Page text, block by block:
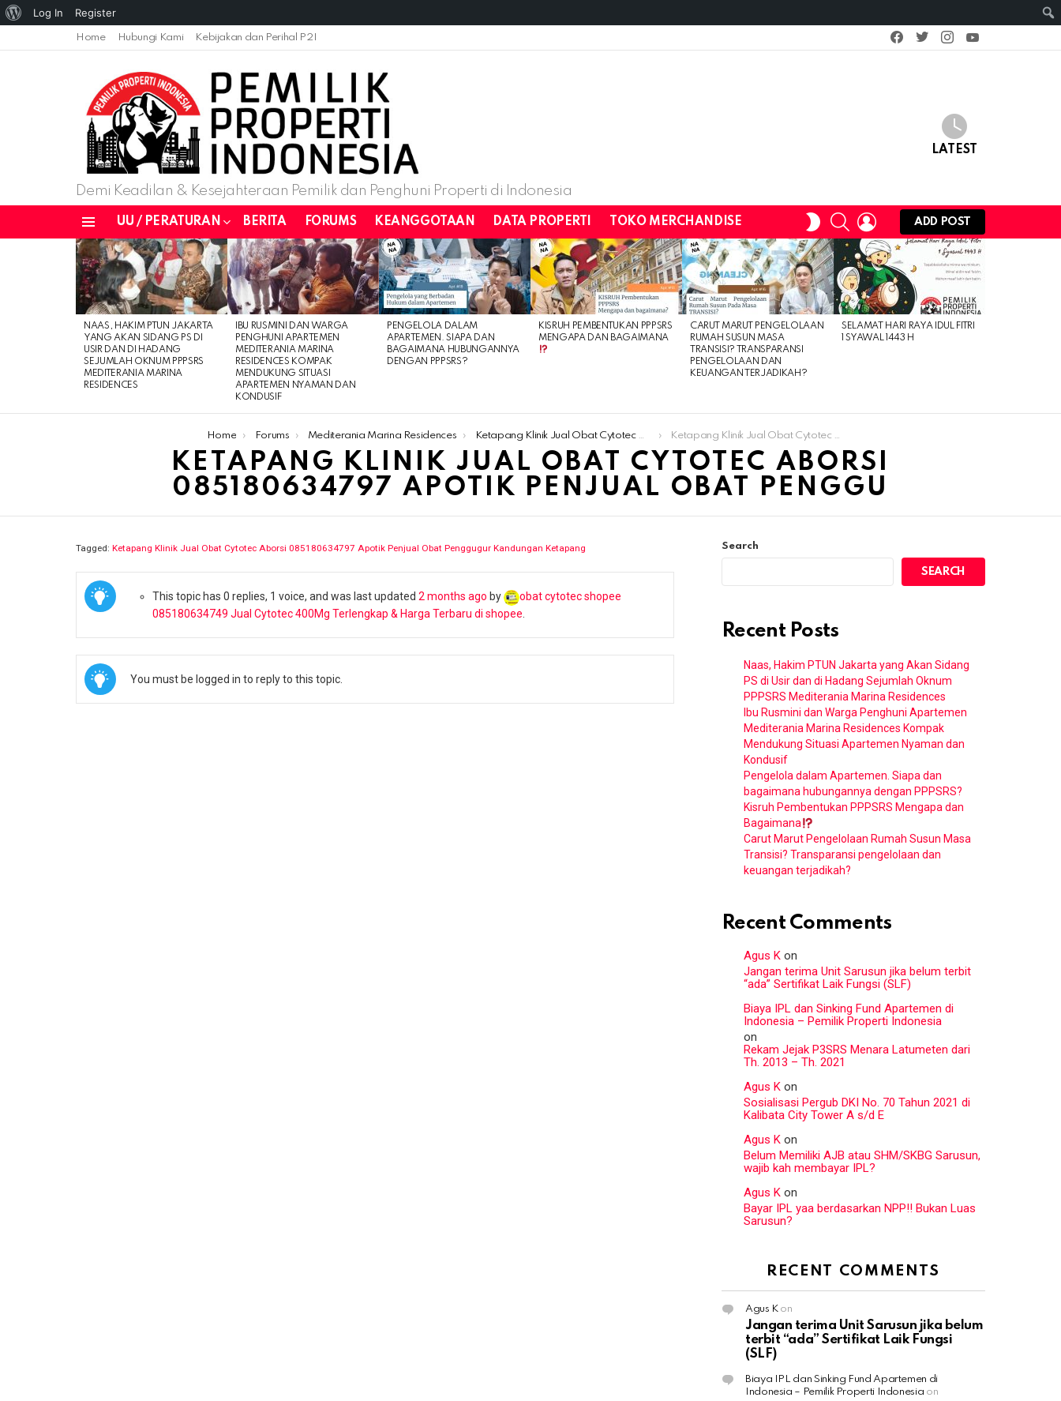
Home Hubungi Kami Kebijakan dan Perihal P2I
facebooktwitterinstagram
Demi Keadilan & Kesejahteraan Pemilik dan Penghuni Properti di Indonesia
LATEST
UU / PERATURAN BERITA FORUMS KEANGGOTAAN DATA PROPERTI TOKO MERCHANDISE
SWITCH
SKIN
SEARCHLOGIN
ADD POST
LATEST
STORIES
NAAS, HAKIM PTUN JAKARTA
YANG AKAN SIDANG PS DI
USIR DAN DI HADANG
SEJUMLAH OKNUM PPPSRS
MEDITERANIA MARINA
RESIDENCES
IBU RUSMINI DAN WARGA
PENGHUNI APARTEMEN
MEDITERANIA MARINA
RESIDENCES KOMPAK
MENDUKUNG SITUASI
APARTEMEN NYAMAN DAN
KONDUSIF
PENGELOLA DALAM
APARTEMEN. SIAPA DAN
BAGAIMANA HUBUNGANNYA
DENGAN PPPSRS?
KISRUH PEMBENTUKAN PPPSRS
MENGAPA DAN BAGAIMANA
CARUT MARUT PENGELOLAAN
RUMAH SUSUN MASA
TRANSISI? TRANSPARANSI
PENGELOLAAN DAN
KEUANGAN TERJADIKAH?
SELAMAT HARI RAYA IDUL FITRI
1 SYAWAL 1443 H
Home Forums Mediterania Marina Residences Ketapang Klinik Jual Obat Cytotec Aborsi 085180634797 Apotik Penjual Obat Penggugur Kandungan Ketapang Ketapang Klinik Jual Obat Cytotec Aborsi 085180634797 Apotik Penjual Obat Penggu
KETAPANG KLINIK JUAL OBAT CYTOTEC ABORSI
085180634797 APOTIK PENJUAL OBAT PENGGU
Tagged: Ketapang Klinik Jual Obat Cytotec Aborsi 085180634797 Apotik Penjual Obat Penggugur Kandungan Ketapang
This topic has 0 replies, 1 voice, and was last updated 2 months ago by
obat cytotec shopee
085180634749 Jual Cytotec 400Mg Terlengkap & Harga Terbaru di shopee
You must be logged in to reply to this topic.
Search
SEARCH
Recent Posts
Naas, Hakim PTUN Jakarta yang Akan Sidang
PS di Usir dan di Hadang Sejumlah Oknum
PPPSRS Mediterania Marina Residences
Ibu Rusmini dan Warga Penghuni Apartemen
Mediterania Marina Residences Kompak
Mendukung Situasi Apartemen Nyaman dan
Kondusif
Pengelola dalam Apartemen. Siapa dan
bagaimana hubungannya dengan PPPSRS?
Kisruh Pembentukan PPPSRS Mengapa dan
Bagaimana
Carut Marut Pengelolaan Rumah Susun Masa
Transisi? Transparansi pengelolaan dan
keuangan terjadikah?
Recent Comments
Agus K on
Jangan terima Unit Sarusun jika belum terbit
“ada” Sertifikat Laik Fungsi (SLF)
Biaya IPL dan Sinking Fund Apartemen di
Indonesia – Pemilik Properti Indonesia
on
Rekam Jejak P3SRS Menara Latumeten dari
Th. 2013 – Th. 2021
Agus K on
Sosialisasi Pergub DKI No. 70 Tahun 2021 di
Kalibata City Tower A s/d E
Agus K on
Belum Memiliki AJB atau SHM/SKBG Sarusun,
wajib kah membayar IPL?
Agus K on
Bayar IPL yaa berdasarkan NPP!! Bukan Luas
Sarusun?
RECENT COMMENTS
Agus Kon
Jangan terima Unit Sarusun jika belum
terbit “ada” Sertifikat Laik Fungsi
(SLF)
Biaya IPL dan Sinking Fund Apartemen di
Indonesia – Pemilik Properti Indonesia on
About
Log In Register